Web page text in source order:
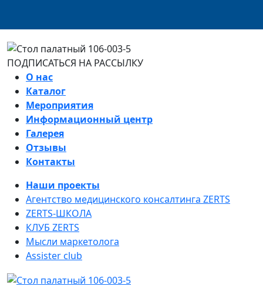
ПОДПИСАТЬСЯ НА РАССЫЛКУ
О нас
Каталог
Мероприятия
Информационный центр
Галерея
Отзывы
Контакты
Наши проекты
Агентство медицинского консалтинга ZERTS
ZERTS-ШКОЛА
КЛУБ ZERTS
Мысли маркетолога
Assister club